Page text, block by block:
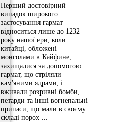
Перший достовірний
випадок широкого
застосування гармат
відноситься лише до 1232
року нашої ери, коли
китайці, обложені
монголами в Кайфине,
захищалися за допомогою
гармат, що стріляли
кам'яними ядрами, і
вживали розривні бомби,
петарди та інші вогнепальні
припаси, що мали в своєму
складі порох ...